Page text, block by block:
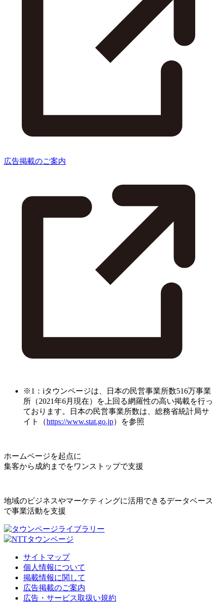
広告掲載のご案内
※1：iタウンページは、日本の民営事業所数516万事業
所（2021年6月現在）を上回る網羅性の高い掲載を行っ
ております。日本の民営事業所数は、総務省統計局サ
イト（https://www.stat.go.jp）を参照
ホームページを起点に
集客から成約までをワンストップで支援
地域のビジネスやマーケティングに活用できるデータベース
で事業活動を支援
サイトマップ
個人情報について
掲載情報に関して
広告掲載のご案内
広告・サービス取扱い規約